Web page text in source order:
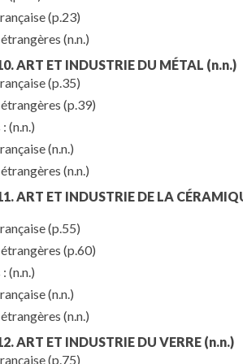
(p.23)
(n.n.)
ART ET INDUSTRIE DU MÉTAL (n.n.)
(p.35)
(p.39)
: (n.n.)
(n.n.)
(n.n.)
ART ET INDUSTRIE DE LA
(p.55)
(p.60)
: (n.n.)
(n.n.)
(n.n.)
ART ET INDUSTRIE DU VERRE (n.n.)
(p.75)